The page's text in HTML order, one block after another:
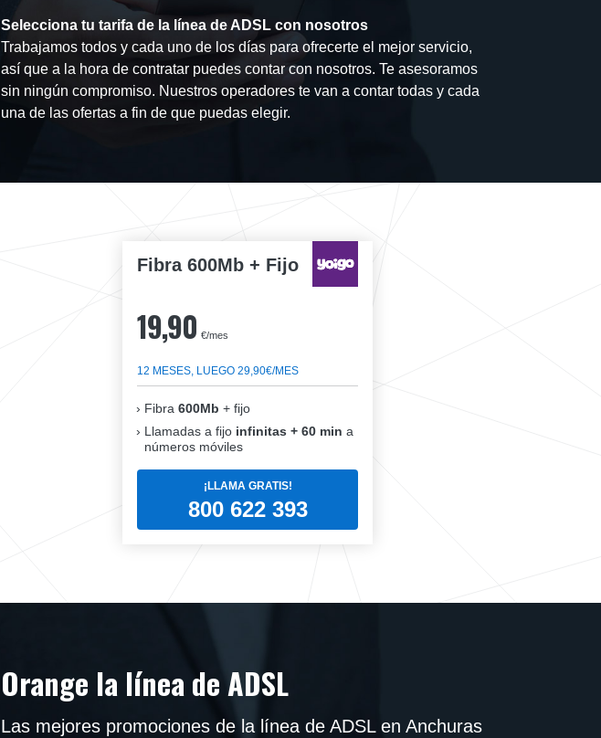
Selecciona tu tarifa de la línea de ADSL con nosotros
Trabajamos todos y cada uno de los días para ofrecerte el mejor servicio,
así que a la hora de contratar puedes contar con nosotros. Te asesoramos
sin ningún compromiso. Nuestros operadores te van a contar todas y cada
una de las ofertas a fin de que puedas elegir.
Fibra 600Mb + Fijo
19,90 €/mes
12 MESES, LUEGO 29,90€/MES
Fibra 600Mb + fijo
Llamadas a fijo infinitas + 60 min a
números móviles
¡LLAMA GRATIS!
800 622 393
Orange la línea de ADSL
Las mejores promociones de la línea de ADSL en Anchuras